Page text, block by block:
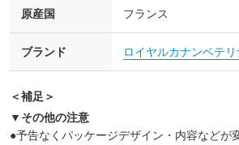
原産国 フランス
ブランド ロイヤルカナンベテ
＜補足＞
▼その他の注意
●予告なくパッケージデザイン・内容などが